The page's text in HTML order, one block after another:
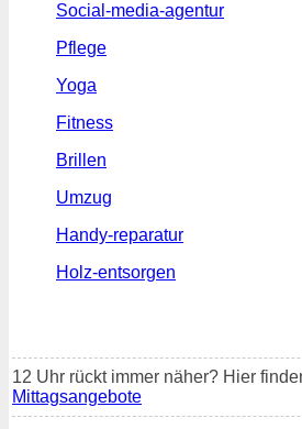
Social-media-agentur
Pflege
Yoga
Fitness
Brillen
Umzug
Handy-reparatur
Holz-entsorgen
12 Uhr rückt immer näher? Hier
Mittagsangebote